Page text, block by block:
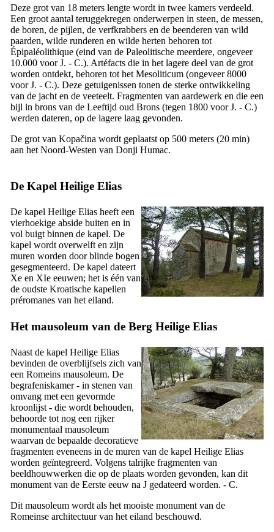
Deze grot van 18 meters lengte wordt in twee kamers verdeeld.
Een groot aantal teruggekregen onderwerpen in steen, de messen,
de boren, de pijlen, de verfkrabbers en de beenderen van wild
paarden, wilde runderen en wilde herten behoren tot
Épipaléolithique (eind van de Paleolitische meerdere, ongeveer
10.000 voor J. - C.). Artéfacts die in het lagere deel van de grot
worden ontdekt, behoren tot het Mesoliticum (ongeveer 8000
voor J. - C.). Deze getuigenissen tonen de sterke ontwikkeling
van de jacht en de veeteelt. Fragmenten van aardewerk en die een
bijl in brons van de Leeftijd oud Brons (tegen 1800 voor J. - C.)
werden dateren, op de lagere laag gevonden.
De grot van Kopačina wordt geplaatst op 500 meters (20 min)
aan het Noord-Westen van Donji Humac.
De Kapel Heilige Elias
De kapel Heilige Elias heeft een
vierhoekige abside buiten en in
vol buigt binnen de kapel. De
kapel wordt overwelft en zijn
muren worden door blinde bogen
gesegmenteerd. De kapel dateert
Xe en XIe eeuwen; het is één van
de oudste Kroatische kapellen
préromanes van het eiland.
Het mausoleum van de Berg Heilige Elias
Naast de kapel Heilige Elias
bevinden de overblijfsels zich van
een Romeins mausoleum. De
begrafeniskamer - in stenen van
omvang met een gevormde
kroonlijst - die wordt behouden,
behoorde tot nog een rijker
monumentaal mausoleum
waarvan de bepaalde decoratieve
fragmenten eveneens in de muren van de kapel Heilige Elias
worden geïntegreerd. Volgens talrijke fragmenten van
beeldhouwwerken die op de plaats worden gevonden, kan dit
monument van de Eerste eeuw na J gedateerd worden. - C.
Dit mausoleum wordt als het mooiste monument van de
Romeinse architectuur van het eiland beschouwd.